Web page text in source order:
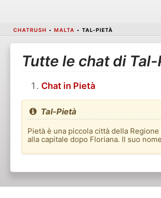
CHATRUSH • MALTA • TAL-PIETÀ
Tutte le chat di
Chat in Pietà
Tal-Pietà
Pietà è una piccola città della
alla capitale dopo Floriana. Il suo